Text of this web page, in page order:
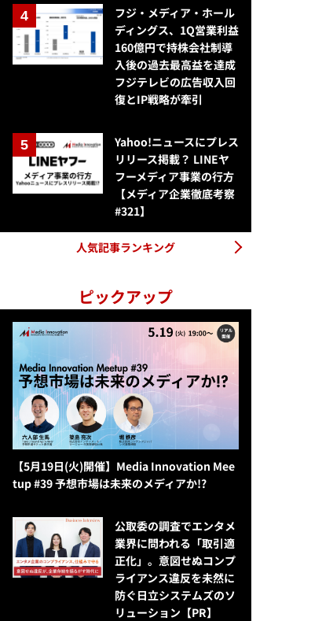
フジ・メディア・ホール
ディングス、1Q営業利益
160億円で持株会社制導
入後の過去最高益を達成
フジテレビの広告収入回
復とIP戦略が牽引
Yahoo!ニュースにプレス
リリース掲載？ LINEヤ
フーメディア事業の行方
【メディア企業徹底考察
#321】
人気記事ランキング
ピックアップ
【5月19日(火)開催】Media Innovation Mee
tup #39 予想市場は未来のメディアか!?
公​​取委の調査でエンタメ
業界に問われる「取引適
正化」。意図せぬコンプ
ライアンス違反を未然に
防ぐ日立システムズのソ
リューション​【PR】